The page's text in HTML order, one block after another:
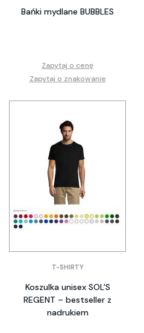
Bańki mydlane BUBBLES
Zapytaj o cenę
Zapytaj o znakowanie
T-SHIRTY
Koszulka unisex SOL'S
REGENT – bestseller z
nadrukiem